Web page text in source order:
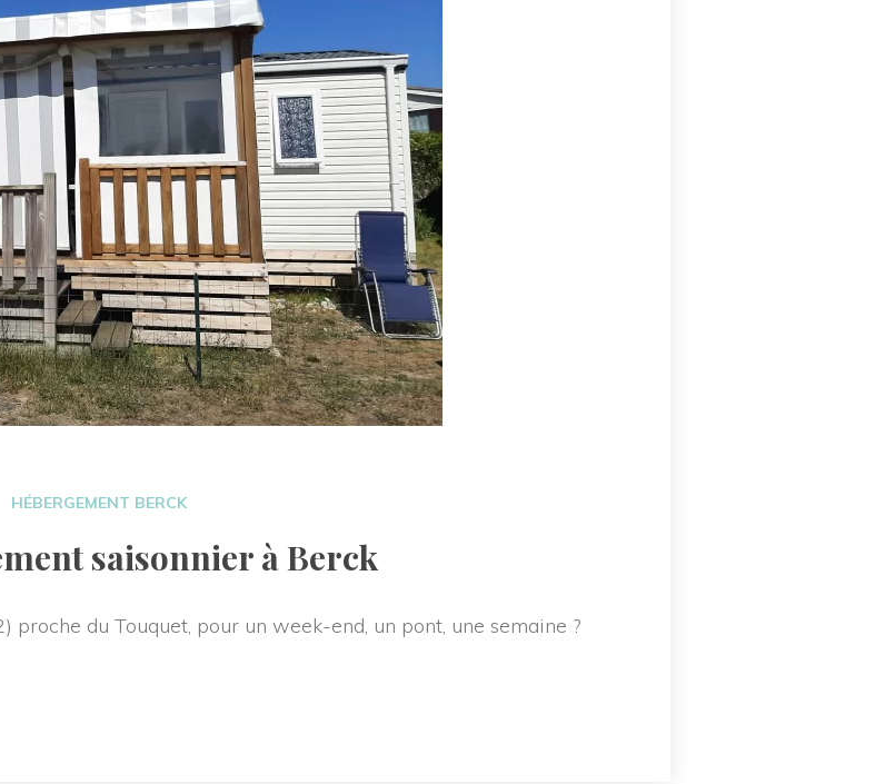
HÉBERGEMENT BERCK
saisonnier à Berck
proche du Touquet, pour un week-end, un pont, une semaine ?